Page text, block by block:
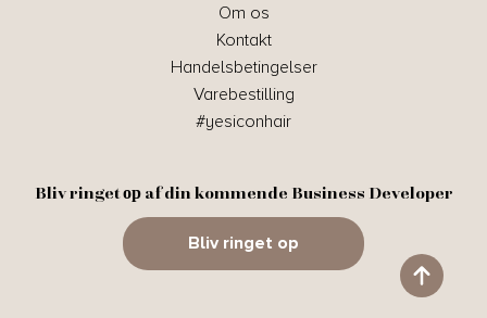
Om os
Kontakt
Handelsbetingelser
Varebestilling
#yesiconhair
Bliv ringet ор af din kommende Business Developer
Bliv ringet op